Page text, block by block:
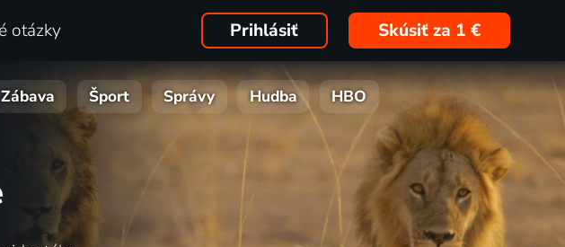
otázky Prihlásiť Skúsiť za 1 €
Zábava Šport Správy Hudba HBO